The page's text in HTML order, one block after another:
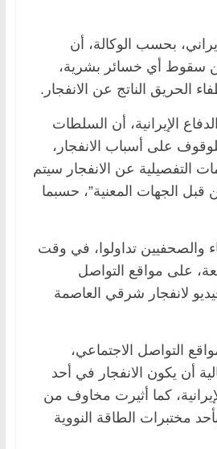
بحسب الوكالة، أن
سقوط أي خسائر بشرية،
الحريق الناتج عن الانفجار.
الإيرانية، أن السلطات
على أسباب الانفجار،
التفصيلية عن الانفجار سيتم
قبل الجهات المعنية”، حسبما
والصحفيين تداولوا، في وقت
على مواقع التواصل
لانفجار شرقي العاصمة
التواصل الاجتماعي،
أن يكون الانفجار في أحد
كما أثيرت مخاوف من
مختبرات الطاقة النووية